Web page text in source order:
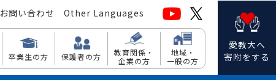
お問い合わせ Other Languages
卒業生の方 保護者の方
教育関係・
企業の方
地域・
一般の方
愛教大へ
寄附をする